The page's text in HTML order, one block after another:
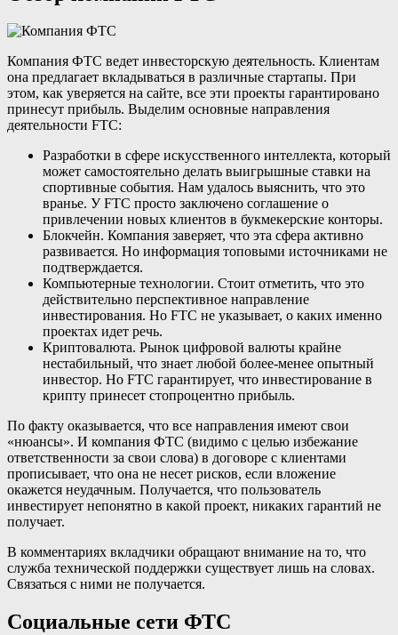
Компания ФТС ведет инвесторскую деятельность. Клиентам
она предлагает вкладываться в различные стартапы. При
этом, как уверяется на сайте, все эти проекты гарантировано
принесут прибыль. Выделим основные направления
деятельности FTC:
Разработки в сфере искусственного интеллекта, который
может самостоятельно делать выигрышные ставки на
спортивные события. Нам удалось выяснить, что это
вранье. У FTC просто заключено соглашение о
привлечении новых клиентов в букмекерские конторы.
Блокчейн. Компания заверяет, что эта сфера активно
развивается. Но информация топовыми источниками не
подтверждается.
Компьютерные технологии. Стоит отметить, что это
действительно перспективное направление
инвестирования. Но FTC не указывает, о каких именно
проектах идет речь.
Криптовалюта. Рынок цифровой валюты крайне
нестабильный, что знает любой более-менее опытный
инвестор. Но FTC гарантирует, что инвестирование в
крипту принесет стопроцентно прибыль.
По факту оказывается, что все направления имеют свои
«нюансы». И компания ФТС (видимо с целью избежание
ответственности за свои слова) в договоре с клиентами
прописывает, что она не несет рисков, если вложение
окажется неудачным. Получается, что пользователь
инвестирует непонятно в какой проект, никаких гарантий не
получает.
В комментариях вкладчики обращают внимание на то, что
служба технической поддержки существует лишь на словах.
Связаться с ними не получается.
Социальные сети ФТС